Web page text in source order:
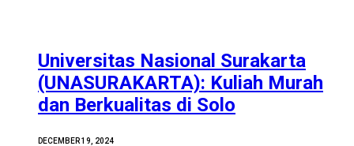
Universitas Nasional Surakarta
(UNASURAKARTA): Kuliah Murah
dan Berkualitas di Solo
DECEMBER 19, 2024